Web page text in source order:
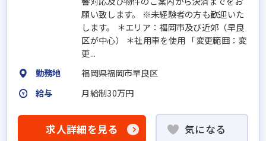
願い致します。 ※未経験者の方も歓迎いた
します。 ＊エリア：福岡市及び近郊（早良
区が中心） ＊社用車を使用 「変更範囲：変
更...
勤務地
福岡県福岡市早良区
給与
月給制30万円
求人詳細を見る 気になる